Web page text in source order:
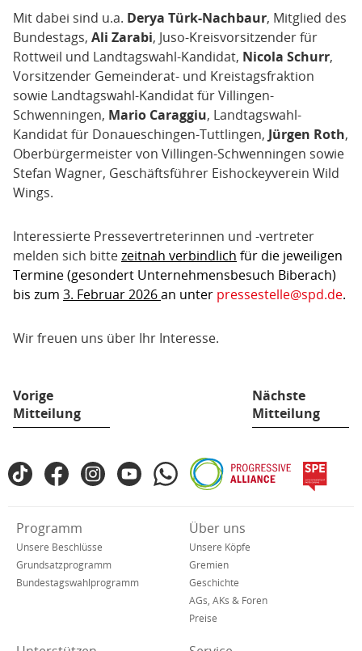
Mit dabei sind u.a. Derya Türk-Nachbaur, Mitglied des
Bundestags, Ali Zarabi, Juso-Kreisvorsitzender für
Rottweil und Landtagswahl-Kandidat, Nicola Schurr,
Vorsitzender Gemeinderat- und Kreistagsfraktion
sowie Landtagswahl-Kandidat für Villingen-
Schwenningen, Mario Caraggiu, Landtagswahl-
Kandidat für Donaueschingen-Tuttlingen, Jürgen Roth,
Oberbürgermeister von Villingen-Schwenningen sowie
Stefan Wagner, Geschäftsführer Eishockeyverein Wild
Wings.
Interessierte Pressevertreterinnen und -vertreter
melden sich bittezeitnah verbindlich für die jeweiligen
Termine (gesondert Unternehmensbesuch Biberach)
bis zum 3. Februar 2026an unter pressestelle@spd.de.
Wir freuen uns über Ihr Interesse.
Vorige
Mitteilung
Nächste
Mitteilung
Fußbereich
SPD
sozialen
Netzwerken
TikTokFacebookInstagramYouTubeWhatsAppProgressive
Alliance
Verkürzte
Navigation
Programm
Unsere Beschlüsse
Grundsatzprogramm
Bundestagswahlprogramm
Über uns
Unsere Köpfe
Gremien
Geschichte
AGs, AKs & Foren
Preise